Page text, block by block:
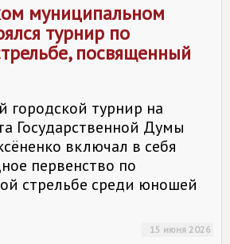
муниципальном
турнир по
посвященный
городской турнир на
Государственной Думы
включал в себя
первенство по
стрельбе среди юношей
15 июня 2026